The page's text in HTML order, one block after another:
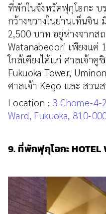
ที่พักในจังหวัดฟุกุโอกะ
กว้างขวางในย่านเท็นจิ
2,500 บาท อยู่ห่างจากส
Watanabedori เพียงแค่
ใกล้เคียงได้แก่ ศาลเจ้าคู
Fukuoka Tower,
ศาลเจ้า Kego และ สวน
Location : 3 Chome-4-
Ward, Fukuoka, 810-
9. ที่พักฟุกุโอกะ HOTEL